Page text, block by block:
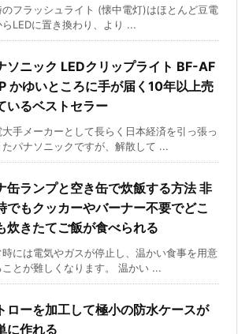
のフラッシュライト (懐中電灯)はほとんど豆電
らLEDに置き換わり、より ...
ソニック LEDクリップライト BF-AF
かゆいところに手が届く10年以上売
いるベストセラー
手メーカーとして長らく日本経済を引っ張っ
たパナソニックですが、解散して ...
缶ランプと空き缶で炊飯する方法 非
でもクッカーやバーナー不要でどこ
炊きたてご飯が食べられる
時には電気やガスが停止し、温かい食事を用意
ことが難しくなります。 温かい ...
ローを加工して極小の防水ケースが
に作れる